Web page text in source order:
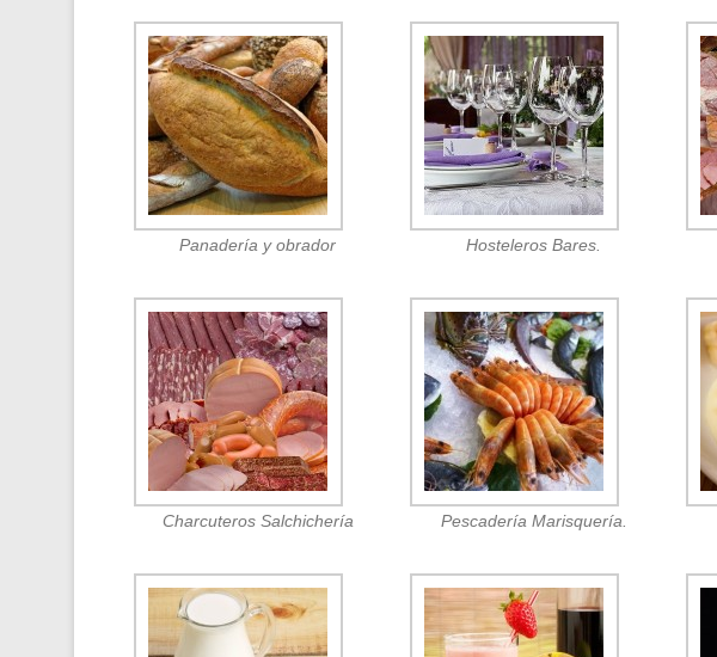
Panadería y obrador Hosteleros Bares.
Charcuteros Salchichería Pescadería Marisquería.